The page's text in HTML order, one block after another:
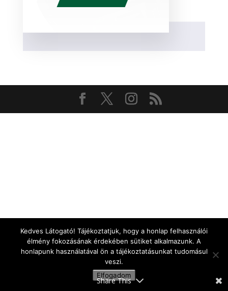
Share This
Kedves Látogató! Tájékoztatjuk, hogy a honlap felhasználói
élmény fokozásának érdekében sütiket alkalmazunk. A
honlapunk használatával ön a tájékoztatásunkat tudomásul
veszi.
Elfogadom